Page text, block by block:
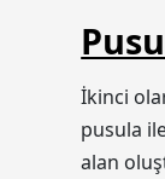
İkinci
pusula
alan